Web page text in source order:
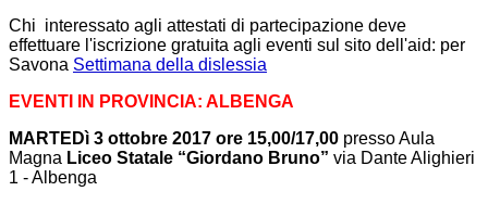
Chi interessato agli attestati di partecipazione deve
effettuare l'iscrizione gratuita agli eventi sul sito dell'aid: per
Savona Settimana della dislessia
EVENTI IN PROVINCIA: ALBENGA
MARTEDì 3 ottobre 2017 ore 15,00/17,00 presso Aula
Magna Liceo Statale “Giordano Bruno” via Dante Alighieri
1 - Albenga